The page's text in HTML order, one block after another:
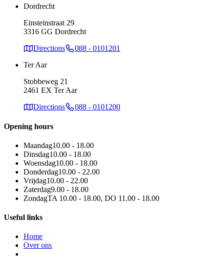
Dordrecht
Einsteinstraat 29
3316 GG Dordrecht
Directions
088 - 0101201
Ter Aar
Stobbeweg 21
2461 EX Ter Aar
Directions
088 - 0101200
Opening hours
Maandag10.00 - 18.00
Dinsdag10.00 - 18.00
Woensdag10.00 - 18.00
Donderdag10.00 - 22.00
Vrijdag10.00 - 22.00
Zaterdag9.00 - 18.00
ZondagTA 10.00 - 18.00, DO 11.00 - 18.00
Useful links
Home
Over ons